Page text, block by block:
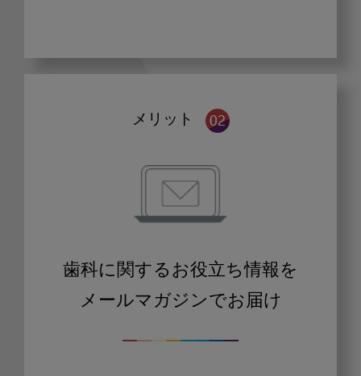
メリット
歯科に関するお役立ち情報を
メールマガジンでお届け